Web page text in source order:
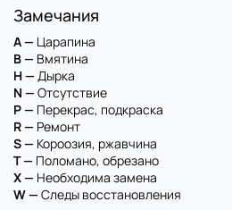
Замечания
A — Царапина
B — Вмятина
H — Дырка
N — Отсутствие
P — Перекрас, подкраска
R — Ремонт
S — Короозия, ржавчина
T — Поломано, обрезано
X — Необходима замена
W — Следы восстановления